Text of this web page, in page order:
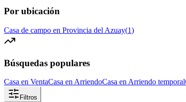
Por ubicación
Casa de campo en Provincia del Azuay(1)
Búsquedas populares
Casa en VentaCasa en ArriendoCasa en Arriendo temporal
Filtros